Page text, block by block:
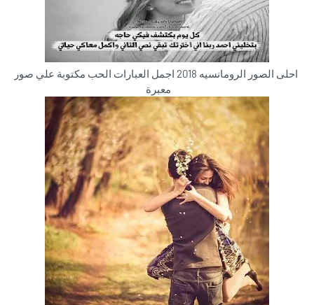
احلى الصور الرومانسيه 2018 اجمل العبارات الحب مكتوبة علي صور
معبرة